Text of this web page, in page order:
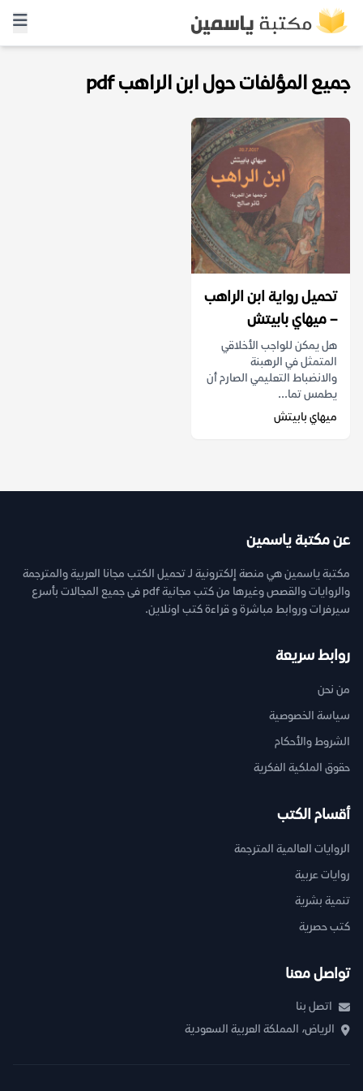
جميع المؤلفات حول ابن الراهب pdf
تحميل رواية ابن الراهب
– ميهاي بابيتش
هل يمكن للواجب الأخلاقي
المتمثل في الرهبنة
والانضباط التعليمي الصارم أن
يطمس تما...
ميهاي بابيتش
عن مكتبة ياسمين
مكتبة ياسمين هي منصة إلكترونية لـ تحميل الكتب مجانا العربية والمترجمة
والروايات والقصص وغيرها من كتب مجانية pdf فى جميع المجالات بأسرع
سيرفرات وروابط مباشرة و قراءة كتب اونلاين.
روابط سريعة
من نحن
سياسة الخصوصية
الشروط والأحكام
حقوق الملكية الفكرية
أقسام الكتب
الروايات العالمية المترجمة
روايات عربية
تنمية بشرية
كتب حصرية
تواصل معنا
اتصل بنا
الرياض، المملكة العربية السعودية